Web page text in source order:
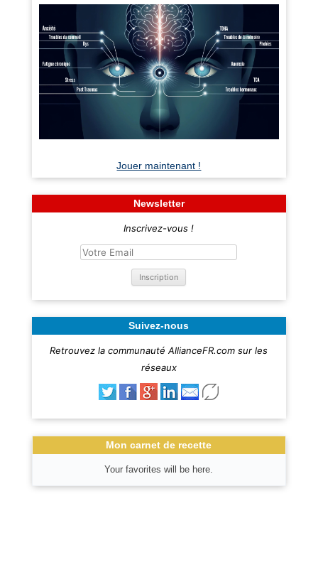
Jouer maintenant !
Newsletter
Inscrivez-vous !
Suivez-nous
Retrouvez la communauté AllianceFR.com sur les
réseaux
Mon carnet de recette
Your favorites will be here.